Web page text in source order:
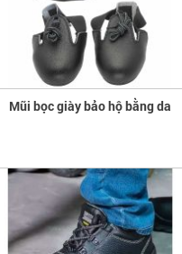
Mũi bọc giày bảo hộ bằng da